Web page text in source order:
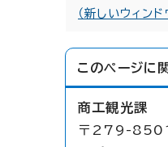
（新しいウィンド
このページに
商工観光課
〒279-8501